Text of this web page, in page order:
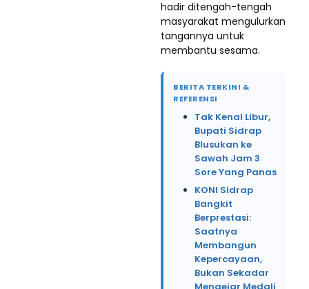
hadir ditengah-tengah
masyarakat mengulurkan
tangannya untuk
membantu sesama.
BERITA TERKINI &
REFERENSI
Tak Kenal Libur,
Bupati Sidrap
Blusukan ke
Sawah Jam 3
Sore Yang Panas
KONI Sidrap
Bangkit
Berprestasi:
Saatnya
Membangun
Kepercayaan,
Bukan Sekadar